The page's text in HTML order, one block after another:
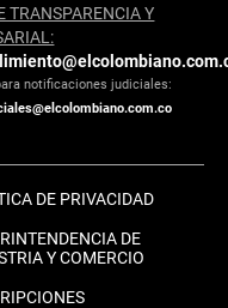
TRANSPARENCIA Y
notificaciones judiciales:
DE PRIVACIDAD
DE
Y COMERCIO